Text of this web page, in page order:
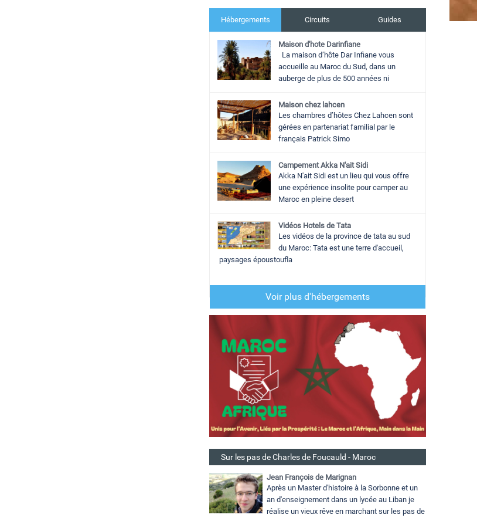
Hébergements Circuits Guides
Maison d'hote Darinfiane
La maison d’hôte Dar Infiane vous
accueille au Maroc du Sud, dans un
auberge de plus de 500 années ni
Maison chez lahcen
Les chambres d’hôtes Chez Lahcen sont
gérées en partenariat familial par le
français Patrick Simo
Campement Akka N'ait Sidi
Akka N'ait Sidi est un lieu qui vous offre
une expérience insolite pour camper au
Maroc en pleine desert
Vidéos Hotels de Tata
Les vidéos de la province de tata au sud
du Maroc: Tata est une terre d'accueil,
paysages époustoufla
Voir plus d'hébergements
Sur les pas de Charles de Foucauld - Maroc
Jean François de Marignan
Après un Master d'histoire à la Sorbonne et un
an d'enseignement dans un lycée au Liban je
réalise un vieux rêve en marchant sur les pas de